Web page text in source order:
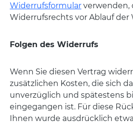
Widerrufsformular verwenden,
Widerrufsrechts vor Ablauf
Folgen des Widerrufs
Wenn Sie diesen Vertrag
zusätzlichen Kosten, die sich
unverzüglich und spätestens
eingegangen ist. Für diese
Ihnen wurde ausdrücklich